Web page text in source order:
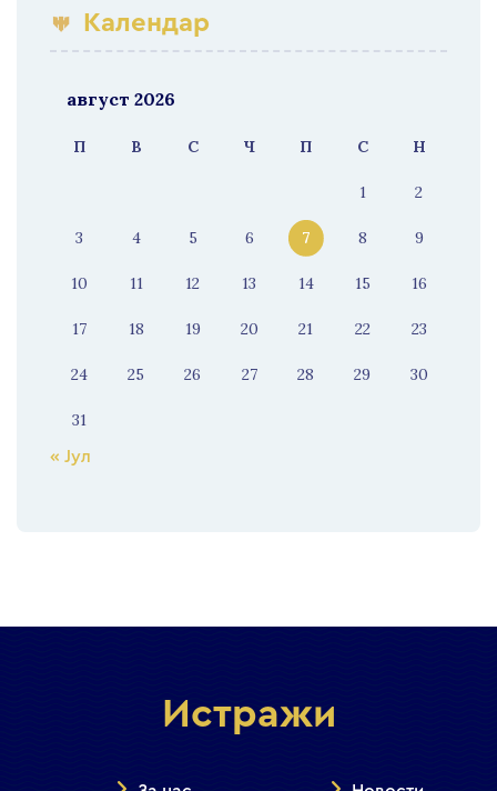
Календар
август 2026
П В С Ч П С Н
1 2
3 4 5 6 7 8 9
10 11 12 13 14 15 16
17 18 19 20 21 22 23
24 25 26 27 28 29 30
31
« Јул
Истражи